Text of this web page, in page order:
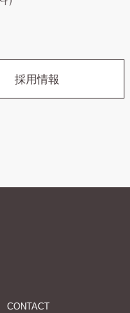
採用情報
CONTACT